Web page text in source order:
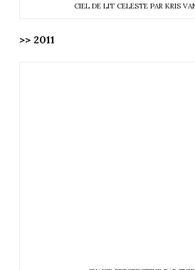
CIEL DE LIT CELESTE PAR KRIS
>> 2011